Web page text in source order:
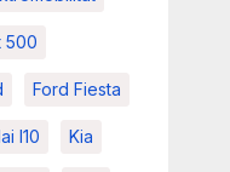
500
Ford Fiesta
I10 Kia